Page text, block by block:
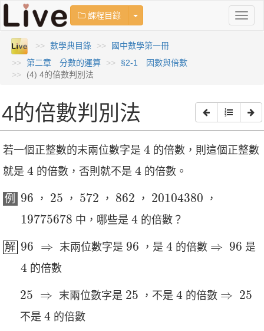
課程目錄 Toggle Dropdown
數學典目錄
國中數學第一冊
第二章 分數的運算
§2-1 因數與倍數
(4) 4的倍數判別法
4的倍數判別法
若一個正整數的末兩位數字是 4
4 的倍數，則這個正整數
就是 4
4 的倍數，否則就不是 4
4 的倍數。
例 96
96 ， 25
25 ， 572
572 ， 862
862 ， 20104380
20104380 ，
19775678
19775678中，哪些是 4
4 的倍數？
解 96 ⇒
96 ⇒ 末兩位數字是 96
96 ，是 4
4 的倍數 ⇒
⇒ 96
96 是
4
4 的倍數
25 ⇒
25 ⇒ 末兩位數字是 25
25 ，不是 4
4 的倍數 ⇒
⇒ 25
25
不是 4
4 的倍數